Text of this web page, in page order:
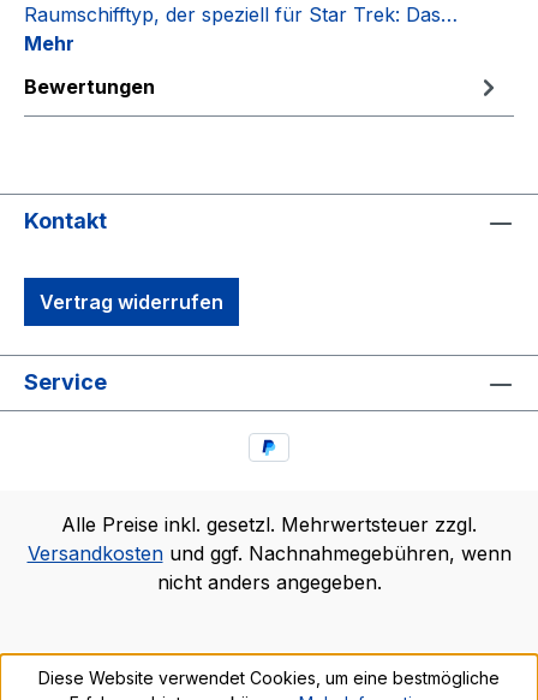
Raumschifftyp, der speziell für Star Trek: Das…
Mehr
Bewertungen
Kontakt
Vertrag widerrufen
Service
Alle Preise inkl. gesetzl. Mehrwertsteuer zzgl.
Versandkostenund ggf. Nachnahmegebühren, wenn
nicht anders angegeben.
Diese Website verwendet Cookies, um eine bestmögliche